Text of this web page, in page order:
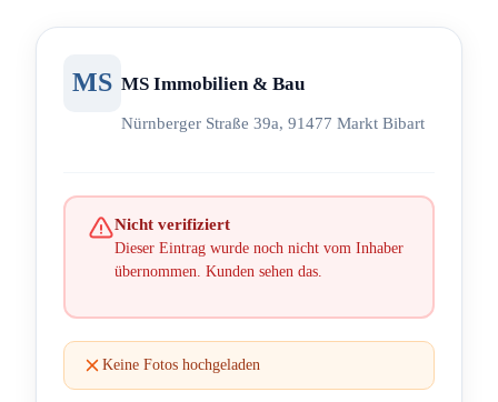
MS MS Immobilien & Bau
Nürnberger Straße 39a, 91477 Markt Bibart
Nicht verifiziert
Dieser Eintrag wurde noch nicht vom Inhaber
übernommen. Kunden sehen das.
Keine Fotos hochgeladen